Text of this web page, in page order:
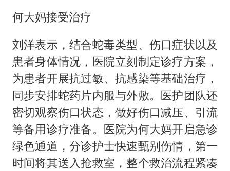
何大妈接受治疗
刘洋表示，结合蛇毒类型、伤口症状以及
患者身体情况，医院立刻制定诊疗方案，
为患者开展抗过敏、抗感染等基础治疗，
同步安排蛇药片内服与外敷。医护团队还
密切观察伤口状态，做好伤口减压、引流
等备用诊疗准备。医院为何大妈开启急诊
绿色通道，分诊护士快速甄别伤情，第一
时间将其送入抢救室，整个救治流程紧凑